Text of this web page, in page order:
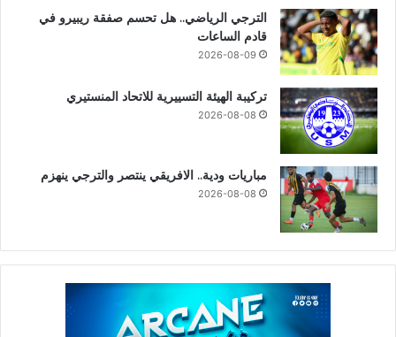
الترجي الرياضي.. هل تحسم صفقة ريبيرو في
قادم الساعات
2026-08-09
تركيبة الهيئة التسييرية للاتحاد المنستيري
2026-08-08
مباريات ودية.. الافريقي ينتصر والترجي ينهزم
2026-08-08